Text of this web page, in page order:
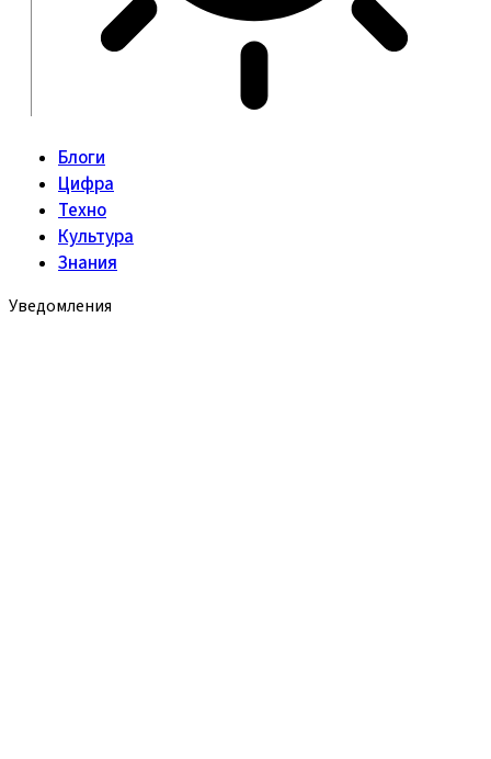
Блоги
Цифра
Техно
Культура
Знания
Уведомления